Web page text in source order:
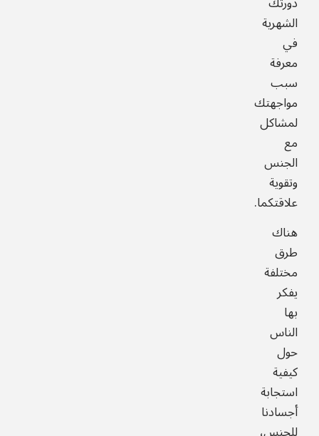
الشهرية
في
معرفة
سبب
مواجهتك
لمشاكل
مع
الجنس
وتقوية
علاقتكما.
هناك
طرق
مختلفة
يفكر
بها
الناس
حول
كيفية
استجابة
أجسادنا